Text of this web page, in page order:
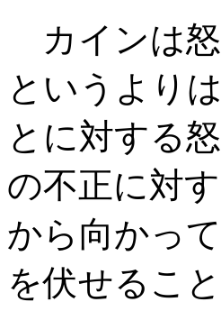
カインは怒
というより
とに対する
の不正に対
から向かっ
を伏せるこ